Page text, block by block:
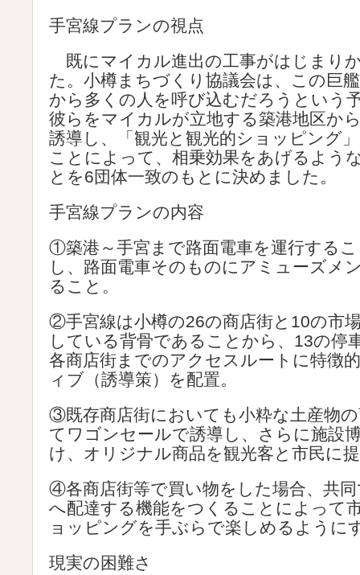
手宮線プランの視点
既にマイカル進出の工事がはじまり
た。小樽まちづくり協議会は、この巨
から多くの人を呼び込むだろうという
彼らをマイカルが立地する築港地区か
誘導し、「観光と観光的ショッピング
ことによって、相乗効果をあげるよう
とを6団体一致のもとに決めました。
手宮線プランの内容
①築港～手宮まで路面電車を運行する
し、路面電車そのものにアミューズメ
ること。
②手宮線は小樽の26の商店街と10の市
している背骨であることから、13の停
各商店街までのアクセスルートに特徴
ィブ（誘導策）を配置。
③既存商店街においても小粋な土産物
てワゴンセールで誘導し、さらに施設
け、オリジナル商品を観光客と市民に
④各商店街等で買い物をした場合、共
へ配達する機能をつくることによって
ョッピングを手ぶらで楽しめるように
現実の困難さ